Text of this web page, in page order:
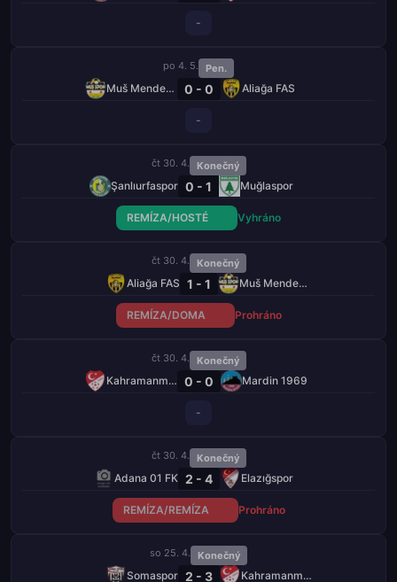
-
po 4. 5. Pen.
Muš Menderespor 0 - 0 Aliağa FAS
-
čt 30. 4. Konečný
Şanlıurfaspor 0 - 1 Muğlaspor
REMÍZA/HOSTÉ Vyhráno
čt 30. 4. Konečný
Aliağa FAS 1 - 1 Muš Menderespor
REMÍZA/DOMA Prohráno
čt 30. 4. Konečný
Kahramanmaraş İstiklalspor 0 - 0 Mardin 1969
-
čt 30. 4. Konečný
Adana 01 FK 2 - 4 Elazığspor
REMÍZA/REMÍZA Prohráno
so 25. 4. Konečný
Somaspor 2 - 3 Kahramanmaraş İstiklalspor